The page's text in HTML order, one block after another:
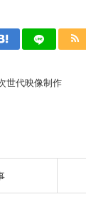
世代映像制作